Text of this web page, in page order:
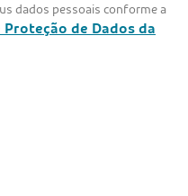
dados pessoais conforme a
de Dados da